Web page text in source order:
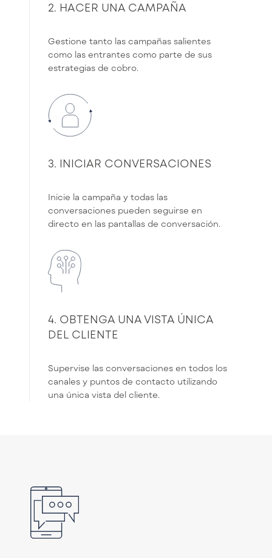
2. HACER UNA CAMPAÑA
Gestione tanto las campañas salientes
como las entrantes como parte de sus
estrategias de cobro.
3. INICIAR CONVERSACIONES
Inicie la campaña y todas las
conversaciones pueden seguirse en
directo en las pantallas de conversación.
4. OBTENGA UNA VISTA ÚNICA
DEL CLIENTE
Supervise las conversaciones en todos los
canales y puntos de contacto utilizando
una única vista del cliente.